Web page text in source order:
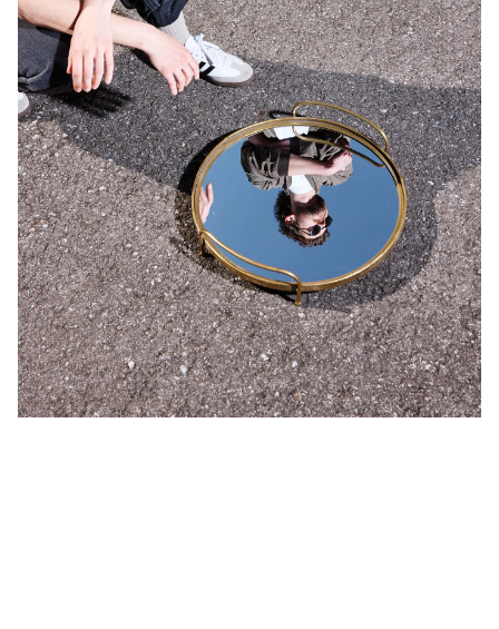
Join theteam
Wir sind immer in Bewegung und suchen für unsere Projekte
motivierte Berater:innen mit fundiertem Hintergrundwissen für
die Bereiche Agilität und Strategie. Menschen die Lust haben,
Unternehmen auf dem Weg in die Zukunft zu begleiten.
JETZT BEWERBEN